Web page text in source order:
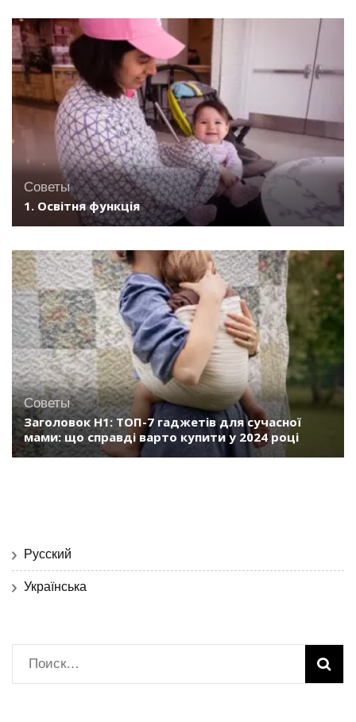
Советы
1. Освітня функція
Советы
Заголовок H1: ТОП-7 гаджетів для сучасної
мами: що справді варто купити у 2024 році
Русский
Українська
Найти: